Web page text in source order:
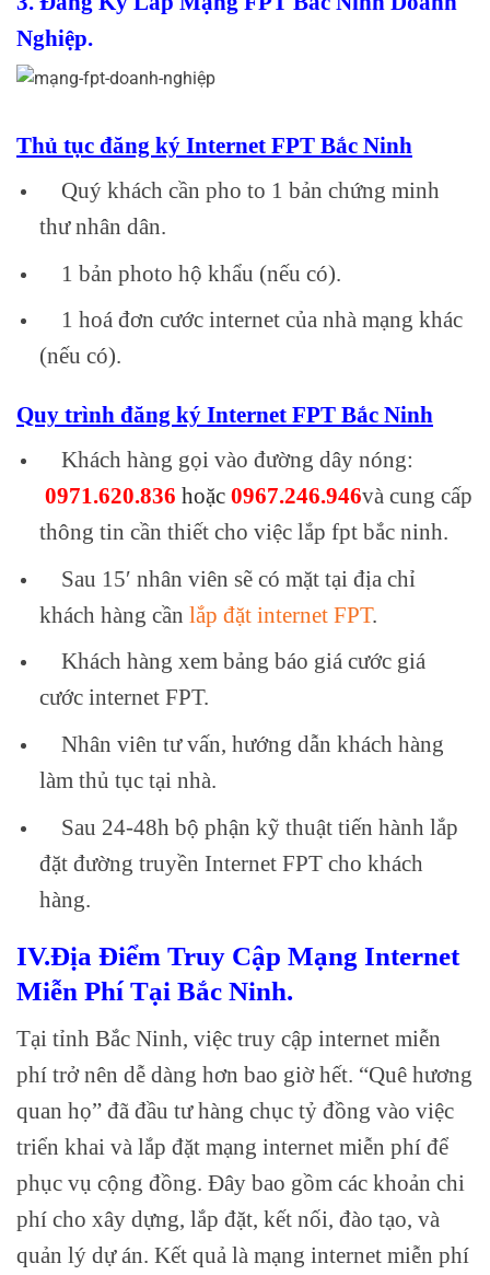
Nghiệp.
Thủ tục đăng ký Internet FPT Bắc Ninh
Quý khách cần pho to 1 bản chứng minh
thư nhân dân.
1 bản photo hộ khẩu (nếu có).
1 hoá đơn cước internet của nhà mạng khác
(nếu có).
Quy trình đăng ký Internet FPT Bắc Ninh
Khách hàng gọi vào đường dây nóng:
0971.620.836 hoặc 0967.246.946và cung cấp
thông tin cần thiết cho việc lắp fpt bắc ninh.
Sau 15′ nhân viên sẽ có mặt tại địa chỉ
khách hàng cần lắp đặt internet FPT.
Khách hàng xem bảng báo giá cước giá
cước internet FPT.
Nhân viên tư vấn, hướng dẫn khách hàng
làm thủ tục tại nhà.
Sau 24-48h bộ phận kỹ thuật tiến hành lắp
đặt đường truyền Internet FPT cho khách
hàng.
IV.Địa Điểm Truy Cập Mạng Internet
Miễn Phí Tại Bắc Ninh.
Tại tỉnh Bắc Ninh, việc truy cập internet miễn
phí trở nên dễ dàng hơn bao giờ hết. “Quê hương
quan họ” đã đầu tư hàng chục tỷ đồng vào việc
triển khai và lắp đặt mạng internet miễn phí để
phục vụ cộng đồng. Đây bao gồm các khoản chi
phí cho xây dựng, lắp đặt, kết nối, đào tạo, và
quản lý dự án. Kết quả là mạng internet miễn phí